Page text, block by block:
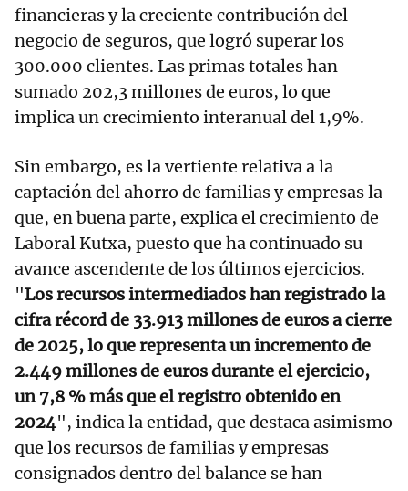
financieras y la creciente contribución del
negocio de seguros, que logró superar los
300.000 clientes. Las primas totales han
sumado 202,3 millones de euros, lo que
implica un crecimiento interanual del 1,9%.
Sin embargo, es la vertiente relativa a la
captación del ahorro de familias y empresas la
que, en buena parte, explica el crecimiento de
Laboral Kutxa, puesto que ha continuado su
avance ascendente de los últimos ejercicios.
"Los recursos intermediados han registrado la
cifra récord de 33.913 millones de euros a cierre
de 2025, lo que representa un incremento de
2.449 millones de euros durante el ejercicio,
un 7,8 % más que el registro obtenido en
2024", indica la entidad, que destaca asimismo
que los recursos de familias y empresas
consignados dentro del balance se han